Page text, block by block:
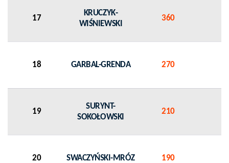
17
KRUCZYK-
WIŚNIEWSKI
360
18 GARBAL-GRENDA 270
19
SURYNT-
SOKOŁOWSKI
210
20 SWACZYŃSKI-MRÓZ 190